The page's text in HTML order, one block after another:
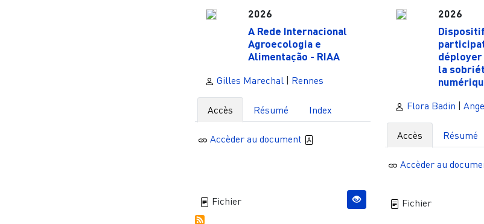
2026
A Rede Internacional
Agroecologia e
Alimentação - RIAA
Gilles Marechal Rennes
Accès Résumé Index
Accèder au document
Fichier
2026
la
Flora Badin |
Accès Résumé
Accèder au
Fichier